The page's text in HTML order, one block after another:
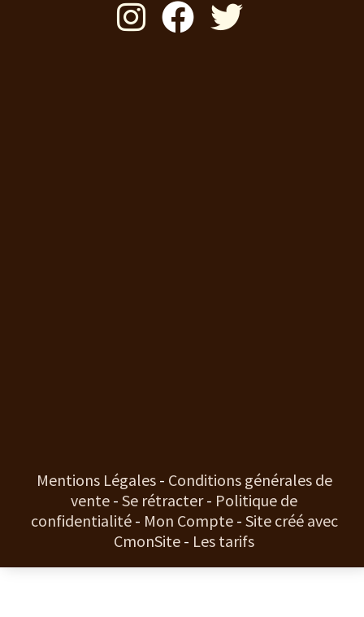
  
Mentions Légales
Conditions générales de
vente Se rétracter
Politique de
confidentialité
Mon Compte
Site créé avec
CmonSite
Les tarifs